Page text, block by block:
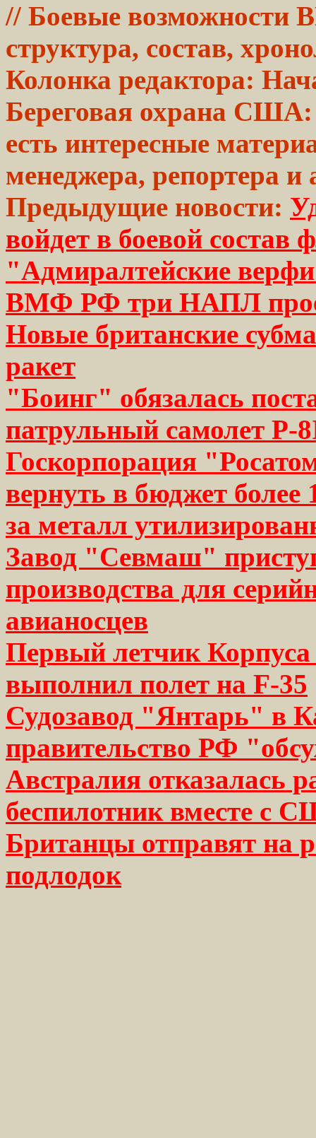
// Боевые возможности
структура, состав,
Колонка редактора:
Береговая охрана США:
есть интересные
менеджера, репортера
Предыдущие новости:
войдет в боевой состав
"Адмиралтейские
ВМФ РФ три НАПЛ
Новые британские
ракет
"Боинг" обязалась
патрульный самолет P-
Госкорпорация
вернуть в бюджет
за металл
Завод "Севмаш"
производства для
авианосцев
Первый летчик
выполнил полет на F-35
Судозавод "Янтарь" в
правительство РФ
Австралия отказалась
беспилотник вместе с
Британцы отправят на
подлодок